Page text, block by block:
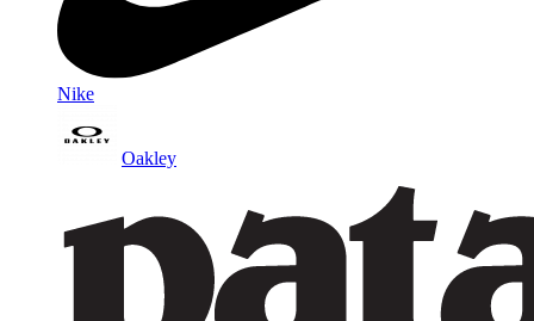
Nike
Oakley